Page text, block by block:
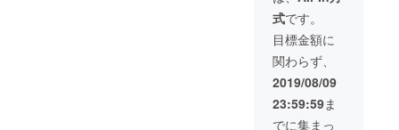
更の可能性があ
ります。交通費
や滞在費などは
ご参加者様のご
負担でお願いい
たします。
⑤「ヒーロー六
法」に協力者様
としてお名前を
りいたします。
⑤10月6日
（日）、慶應義
塾大学三田キャ
ンパス内で開催
予定の「ヒー
ロー六法」の成
果発表会にて、
前列座席（3列目
ください。 ・所
属や肩書などを
備考欄に記入い
ただければ、そ
れらも含めて発
表いたします。
法」をお送り
（郵送）いたし
式です。
目標金額に
関わらず、
2019/08/09
23:59:59ま
でに集まっ